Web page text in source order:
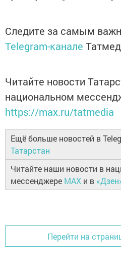
Следите за самым
Telegram-канале
Читайте новости
национальном
https://max.ru/tatmedia
Ещё больше новостей в
Татарстан
Читайте наши новости в
мессенджере MAX и в
Перейти на